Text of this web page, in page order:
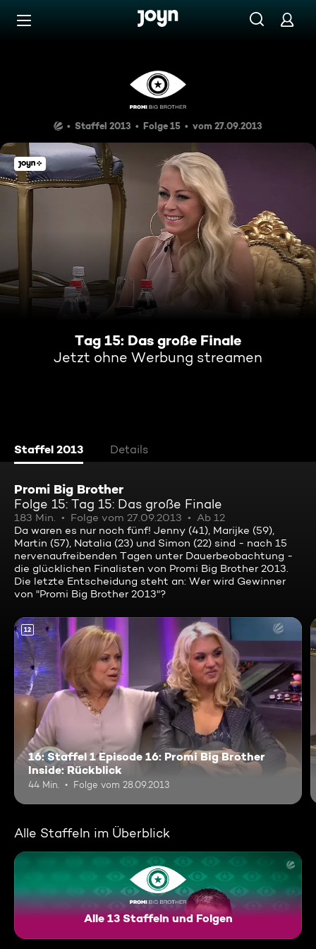
Zum Inhalt springen
Tag 15: Das große Finale
Staffel 2013 Folge 15 vom 27.09.2013
Tag 15: Das große Finale
Jetzt ohne Werbung streamen
Staffel 2013 Details
Promi Big Brother
Folge 15: Tag 15: Das große Finale
183 Min. Folge vom 27.09.2013
Ab 12
Da waren es nur noch fünf! Jenny (41), Marijke (59),
Martin (57), Natalia (23) und Simon (22) sind - nach 15
nervenaufreibenden Tagen unter Dauerbeobachtung -
die glücklichen Finalisten von Promi Big Brother 2013.
Die letzte Entscheidung steht an: Wer wird Gewinner
von "Promi Big Brother 2013"?
12
16: Staffel 1 Episode 16: Promi Big Brother
Inside: Rückblick
44 Min. Folge vom 28.09.2013
Alle Staffeln im Überblick
Alle 13 Staffeln und Folgen